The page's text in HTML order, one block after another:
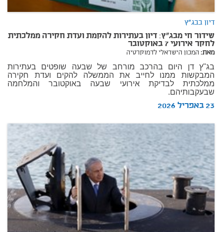
דיון בבג"ץ
שידור חי מבג"ץ: דיון בעתירות להקמת ועדת חקירה ממלכתית
לחקר אירועי 7 באוקטובר
מאת: המכון הישראלי לדמוקרטיה
בג"ץ דן היום בהרכב מורחב של שבעה שופטים בעתירות
המבקשות ממנו לחייב את הממשלה להקים ועדת חקירה
ממלכתית לבדיקת אירועי שבעה באוקטובר והמלחמה
שבעקבותיהם.
23 באפריל 2026